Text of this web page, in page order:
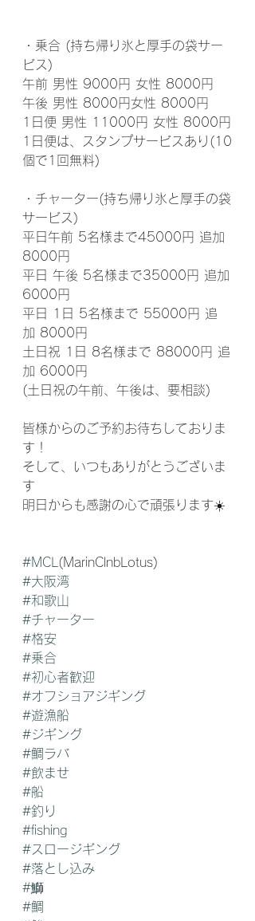
・乗合 (持ち帰り氷と厚手の袋サー
ビス)
午前 男性 9000円 女性 8000円
午後 男性 8000円女性 8000円
1日便 男性 11000円 女性 8000円
1日便は、スタンプサービスあり(10
個で1回無料)
・チャーター(持ち帰り氷と厚手の袋
サービス)
平日午前 5名様まで45000円 追加
8000円
平日 午後 5名様まで35000円 追加
6000円
平日 1日 5名様まで 55000円 追
加 8000円
土日祝 1日 8名様まで 88000円 追
加 6000円
(土日祝の午前、午後は、要相談)
皆様からのご予約お待ちしておりま
す！
そして、いつもありがとうございま
す
明日からも感謝の心で頑張ります☀️
#MCL (MarinClnbLotus)
#大阪湾
#和歌山
#チャーター
#格安
#乗合
#初心者歓迎
#オフショアジギング
#遊漁船
#ジギング
#鯛ラバ
#飲ませ
#船
#釣り
#fishing
#スロージギング
#落とし込み
#鰤
#鯛